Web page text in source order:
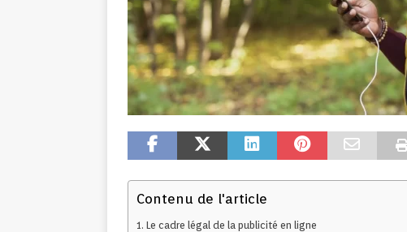
Contenu de l'article
Le cadre légal de la publicité en ligne